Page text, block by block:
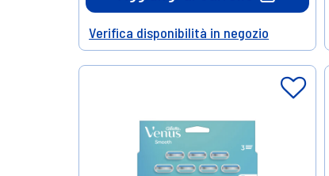
Help
Verifica disponibilità in negozio